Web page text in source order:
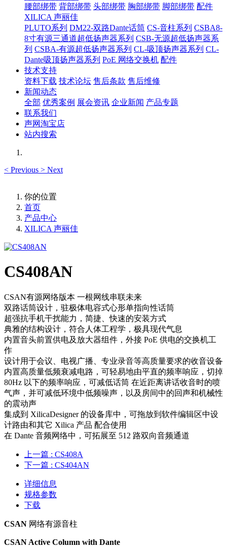
腰部绑带 背部绑带 头部绑带 胸部绑带 脚部绑带 配件
XILICA 声丽佳
PLUTO系列 DM22-双路Dante话筒 CS-音柱系列 CSBA8-
8寸有源三通道超低扬声器系列 CSB-无源超低扬声器系
列 CSBA-有源超低扬声器系列 CL-吸顶扬声器系列 CL-
Dante吸顶扬声器系列 PoE 网络交换机 配件
技术支持
资料下载 技术论坛 售后条款 售后维修
新闻动态
全部 优秀案例 展会资讯 企业新闻 产品专题
联系我们
声网淘宝店
站内搜索
< Previous > Next
你的位置
首页
产品中心
XILICA 声丽佳
CS408AN
CSAN有源网络版本 一根网线串联未来
双路话筒设计，驻极体电容式心形单指向性话筒
超强抗手机干扰能力，简捷、快速的安装方式
典雅的结构设计，符合人体工程学，极具现代气息
内置音头前置供电及放大器组件，外接 PoE 供电的交换机工
作
设计用于会议、电视广播、专业录音等高质量要求的收音设备
内置高质量低频衰减电路，可轻易地由平直的频率响应，切掉
80Hz 以下的频率响应，可减低话筒 在近距离讲话收音时的喷
气声，并可减低环境中低频噪声，以及房间中的回声和机械性
的震动声
集成到 XilicaDesigner 的设备库中，可拖放到软件编辑区中设
计路由和其它 Xilica 产品 配合使用
在 Dante 音频网络中，可拓展至 512 路双向音频通道
上一篇 : CS408A
下一篇 : CS404AN
详细信息
规格参数
下载
CSAN 网络有源音柱
CSAN Active Column with Dante